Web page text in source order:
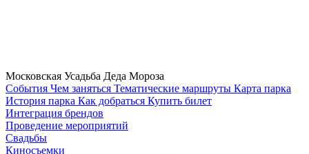
Московская Усадьба Деда Мороза
Cобытия Чем заняться Тематические маршруты Карта парка
История парка Как добраться Купить билет
Интеграция брендов
Проведение мероприятий
Свадьбы
Киносъемки